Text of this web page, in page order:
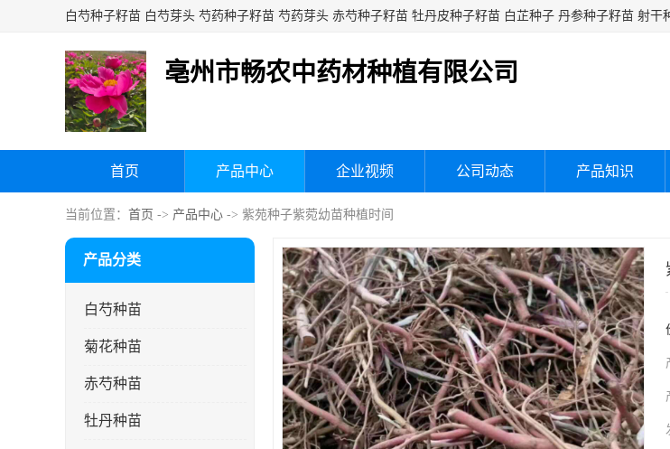
亳州市畅农中药材种植有限公司
首页 产品中心 企业视频 公司动态 产品知识
当前位置： 首页 -> 产品中心 -> 紫苑种子紫菀幼苗种植时间
产品分类
白芍种苗
菊花种苗
赤芍种苗
牡丹种苗